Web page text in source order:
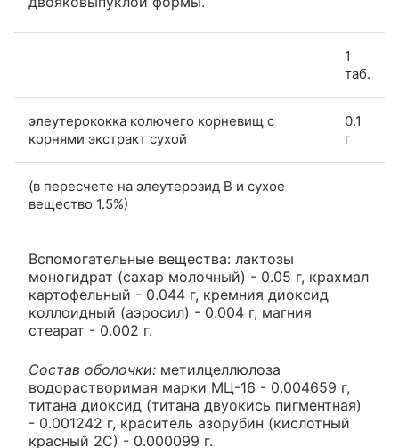
1
таб.
элеутерококка колючего корневищ с
корнями экстракт сухой
0.1
г
(в пересчете на элеутерозид B и сухое
вещество 1.5%)
Вспомогательные вещества: лактозы
моногидрат (сахар молочный) - 0.05 г, крахмал
картофельный - 0.044 г, кремния диоксид
коллоидный (аэросил) - 0.004 г, магния
стеарат - 0.002 г.
Состав оболочки: метилцеллюлоза
водорастворимая марки МЦ-16 - 0.004659 г,
титана диоксид (титана двуокись пигментная)
- 0.001242 г, краситель азорубин (кислотный
красный 2С) - 0.000099 г.